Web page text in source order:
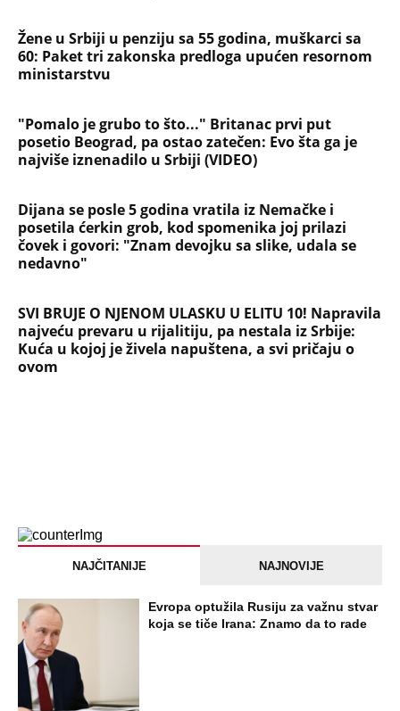
Žene u Srbiji u penziju sa 55 godina, muškarci sa
60: Paket tri zakonska predloga upućen resornom
ministarstvu
"Pomalo je grubo to što..." Britanac prvi put
posetio Beograd, pa ostao zatečen: Evo šta ga je
najviše iznenadilo u Srbiji (VIDEO)
Dijana se posle 5 godina vratila iz Nemačke i
posetila ćerkin grob, kod spomenika joj prilazi
čovek i govori: "Znam devojku sa slike, udala se
nedavno"
SVI BRUJE O NJENOM ULASKU U ELITU 10! Napravila
najveću prevaru u rijalitiju, pa nestala iz Srbije:
Kuća u kojoj je živela napuštena, a svi pričaju o
ovom
NAJČITANIJE NAJNOVIJE
Evropa optužila Rusiju za važnu stvar
koja se tiče Irana: Znamo da to rade